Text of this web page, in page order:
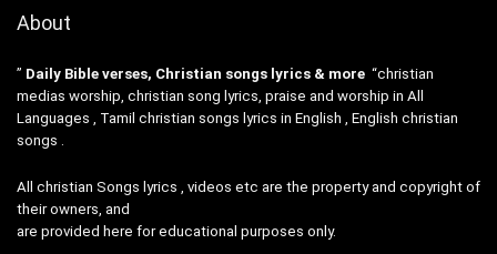
About
” Daily Bible verses, Christian songs lyrics & more “christian
medias worship, christian song lyrics, praise and worship in All
Languages , Tamil christian songs lyrics in English , English christian
songs .
All christian Songs lyrics , videos etc are the property and copyright of
their owners, and
are provided here for educational purposes only.